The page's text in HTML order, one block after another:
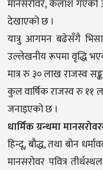
मानसरोवर, कैलाश गएको
देखाएको छ ।
यात्रु आगमन बढेसँगै
उल्लेखनीय रूपमा वृद्धि
मात्र रु ३० लाख राजस्व
कुल वार्षिक राजस्व रु ११
जनाइएको छ ।
धार्मिक ग्रन्थमा
हिन्दू, बौद्ध, तथा बोन
मानसरोवर पवित्र